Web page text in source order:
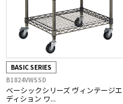
BASIC SERIES
B1824VWSSD
ベーシックシリーズ ヴィンテージエ
ディション ワ...